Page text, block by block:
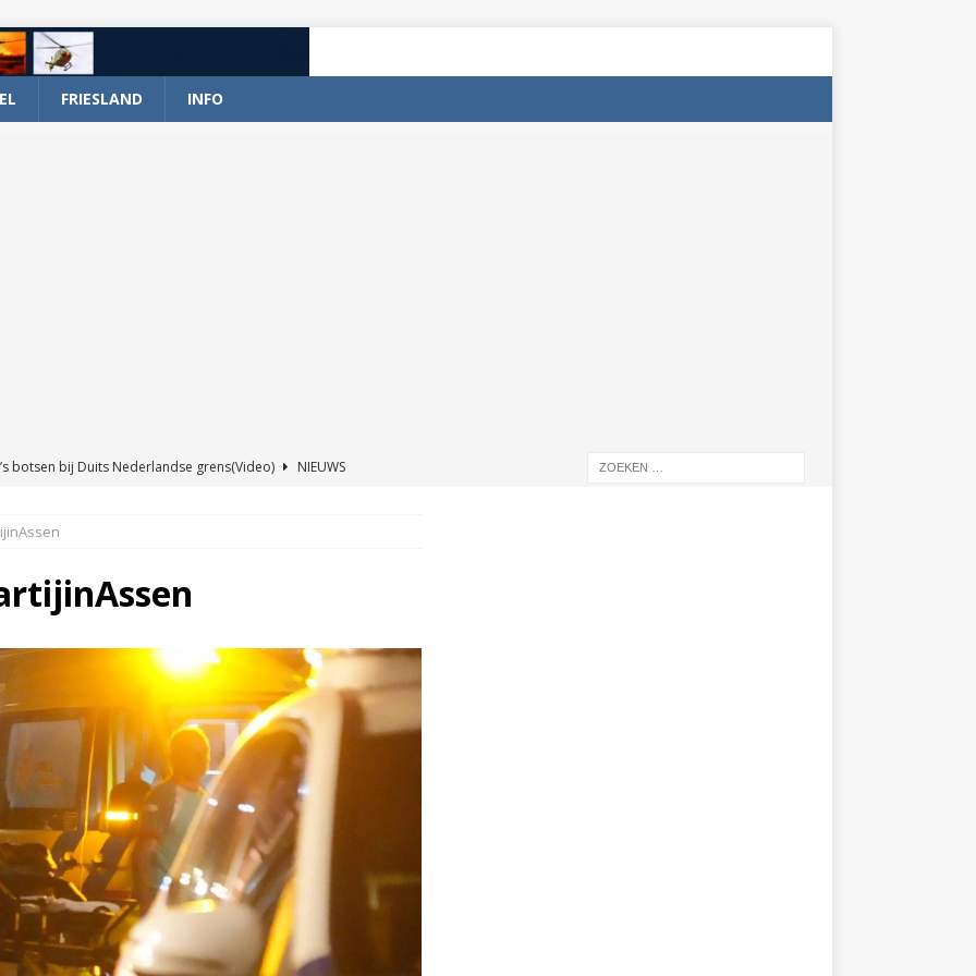
FRIESLAND INFO
botsen bij Duits Nederlandse grens(Video)
NIEUWS
en wagen met stro in de brand in Oosterhesselen(Video)
brand in Wijster(Video)
aangevaren op Schildmeer Steendam(Video) NIEUWS